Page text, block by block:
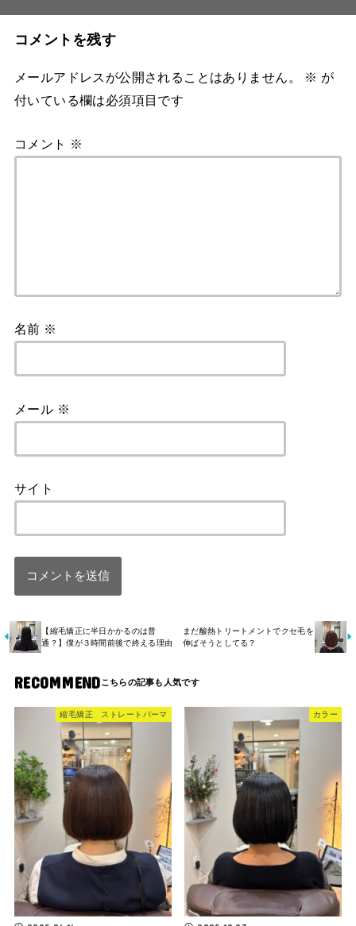
コメントを残す
メールアドレスが公開されることはありません。 ※ が
付いている欄は必須項目です
コメント ※
名前 ※
メール ※
サイト
【縮毛矯正に半日かかるのは普
通？】僕が３時間前後で終える理由
まだ酸熱トリートメントでクセ毛を
伸ばそうとしてる？
RECOMMEND
縮毛矯正 ストレートパーマ カラー